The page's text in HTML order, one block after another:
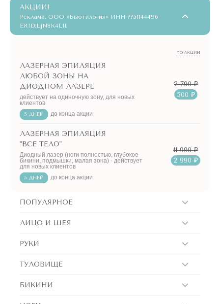
АКЦИИ!
Реклама. ООО «Бьютилогия» ИНН 7751144496
ERID:LjN8K4L1t
ПО АКЦИИ
ЛАЗЕРНАЯ ЭПИЛЯЦИЯ
ЛЮБОЙ ЗОНЫ НА
ДИОДНОМ ЛАЗЕРЕ
действует на одиночную зону, для новых
клиентов
5 ДНЕЙ до конца акции
2 790 ₽
500 ₽
ЛАЗЕРНАЯ ЭПИЛЯЦИЯ
"ВСЕ ТЕЛО"
Диодный лазер (ноги полностью, глубокое
бикини, подмышки, малая зона) - действует
для новых клиентов
5 ДНЕЙ до конца акции
11 990 ₽
2 990 ₽
ПОПУЛЯРНОЕ
ЛИЦО И ШЕЯ
РУКИ
ТУЛОВИЩЕ
БИКИНИ